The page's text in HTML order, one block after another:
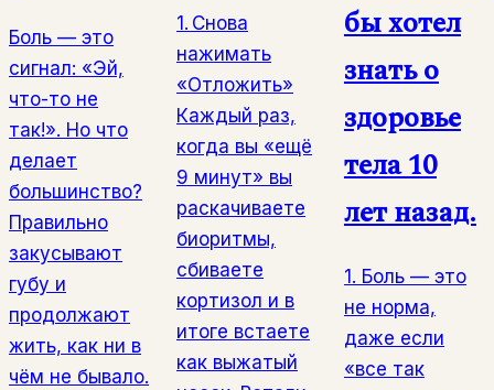
Боль — это
сигнал: «Эй,
что-то не
так!». Но что
делает
большинство?
Правильно
закусывают
губу и
продолжают
жить, как ни в
чём не бывало.
1. Снова
нажимать
«Отложить»
Каждый раз,
когда вы «ещё
9 минут» вы
раскачиваете
биоритмы,
сбиваете
кортизол и в
итоге встаете
как выжатый
бы хотел
знать о
здоровье
тела 10
лет назад.
1. Боль — это
не норма,
даже если
«все так